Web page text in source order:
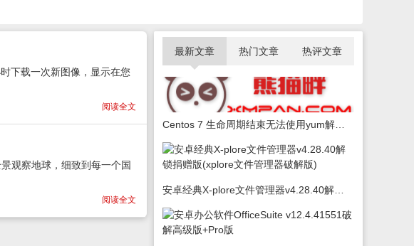
下载一次新图像，显示在您
阅读全文
观察地球，细致到每一个国
阅读全文
最新文章 热门文章 热评文章